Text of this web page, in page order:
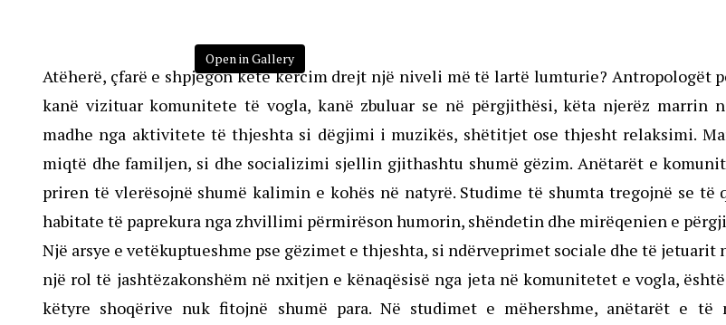
Open in Gallery
Atëherë, çfarë e shpjegon këtë kërcim drejt një niveli më të lartë lumturie? Antropologët
kanë vizituar komunitete të vogla, kanë zbuluar se në përgjithësi, këta njerëz marrin
madhe nga aktivitete të thjeshta si dëgjimi i muzikës, shëtitjet ose thjesht relaksimi.
miqtë dhe familjen, si dhe socializimi sjellin gjithashtu shumë gëzim. Anëtarët e
priren të vlerësojnë shumë kalimin e kohës në natyrë. Studime të shumta tregojnë se të
habitate të paprekura nga zhvillimi përmirëson humorin, shëndetin dhe mirëqenien e
​Një arsye e vetëkuptueshme pse gëzimet e thjeshta, si ndërveprimet sociale dhe të jetuarit
një rol të jashtëzakonshëm në nxitjen e kënaqësisë nga jeta në komunitetet e vogla,
këtyre shoqërive nuk fitojnë shumë para. Në studimet e mëhershme, anëtarët e